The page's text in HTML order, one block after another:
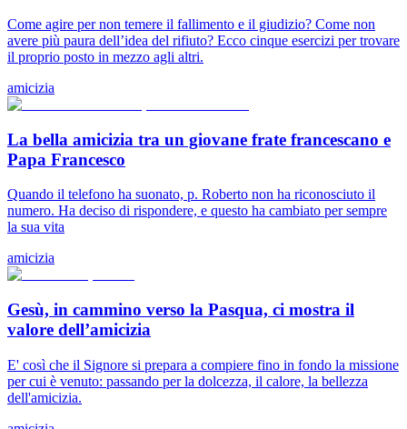
Come agire per non temere il fallimento e il giudizio? Come non
avere più paura dell’idea del rifiuto? Ecco cinque esercizi per trovare
il proprio posto in mezzo agli altri.
amicizia
La bella amicizia tra un giovane frate francescano e
Papa Francesco
Quando il telefono ha suonato, p. Roberto non ha riconosciuto il
numero. Ha deciso di rispondere, e questo ha cambiato per sempre
la sua vita
amicizia
Gesù, in cammino verso la Pasqua, ci mostra il
valore dell’amicizia
E' così che il Signore si prepara a compiere fino in fondo la missione
per cui è venuto: passando per la dolcezza, il calore, la bellezza
dell'amicizia.